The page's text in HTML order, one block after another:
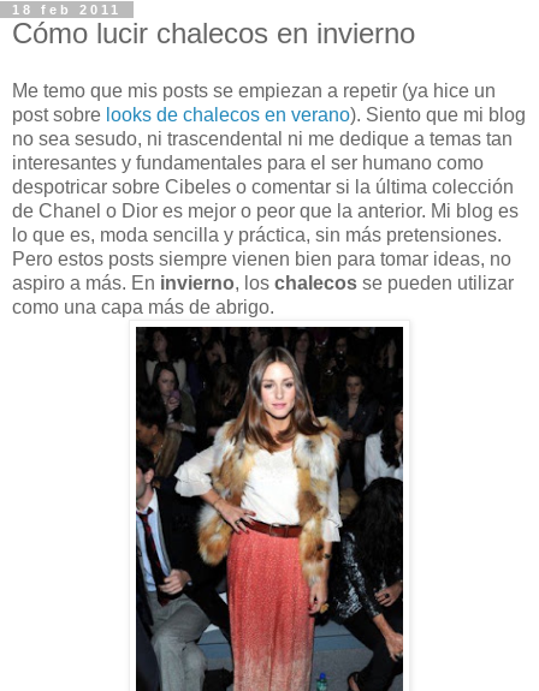
18 feb 2011
Cómo lucir chalecos en invierno
Me temo que mis posts se empiezan a repetir (ya hice un
post sobre looks de chalecos en verano). Siento que mi blog
no sea sesudo, ni trascendental ni me dedique a temas tan
interesantes y fundamentales para el ser humano como
despotricar sobre Cibeles o comentar si la última colección
de Chanel o Dior es mejor o peor que la anterior. Mi blog es
lo que es, moda sencilla y práctica, sin más pretensiones.
Pero estos posts siempre vienen bien para tomar ideas, no
aspiro a más. En invierno, los chalecos se pueden utilizar
como una capa más de abrigo.